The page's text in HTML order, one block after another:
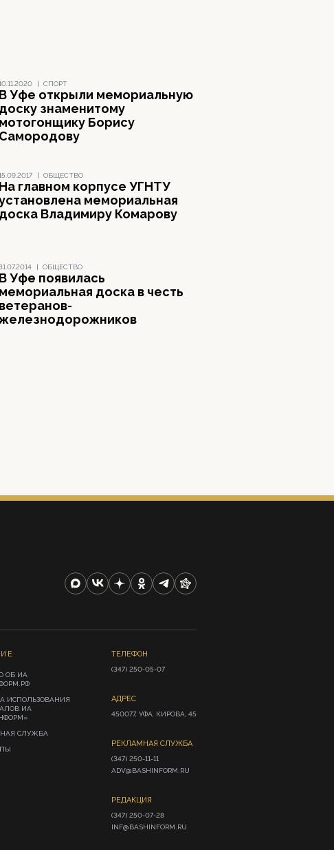
| СПОРТ
В Уфе открыли мемориальную
доску знаменитому
мотогонщику Борису
Самородову
| ОБЩЕСТВО
На главном корпусе УГНТУ
мемориальная
доска Владимиру Комарову
| ОБЩЕСТВО
В Уфе появилась
мемориальная доска в честь
ветеранов-
ОБ ИА
ИСПОЛЬЗОВАНИЯ
ИА
СЛУЖБА
ТЕЛЕФОН
(347) 250-05-07
АДРЕС
450077, УФА, КИРОВА, 45
РЕКЛАМНАЯ СЛУЖБА
(347) 250-11-11
ADV@BASHINFORM.RU
РЕДАКЦИЯ
(347) 250-07-28
INF@BASHINFORM.RU